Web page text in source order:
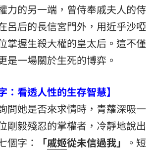
力的另一端，曾侍奉戚夫人的侍
呂后的長信宮門外，用近乎沙啞
掌握生殺大權的皇太后。這不僅
是一場關於生死的博弈。
：看透人性的生存智慧】
問她是否來求情時，青蘿深吸一
剛毅殘忍的掌權者，冷靜地說出
個字：
「戚姬從未信過我」
。短